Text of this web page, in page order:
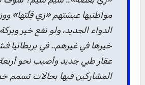
مواطنيها عيشتهم «زي قِلِّتها»
الدواء الجديد، ولو نفع خير
خيرها في غيرهم.. في بريطانيا
عقار طبي جديد وأصيب نحو
المشاركين فيها بحالات تسمم